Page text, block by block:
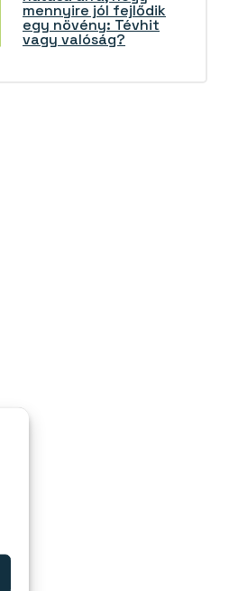
mennyire jól fejlődik
egy növény: Tévhit
vagy valóság?